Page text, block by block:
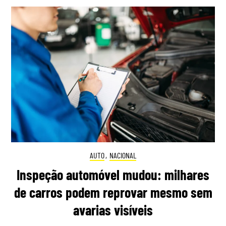
AUTO, NACIONAL
Inspeção automóvel mudou: milhares
de carros podem reprovar mesmo sem
avarias visíveis